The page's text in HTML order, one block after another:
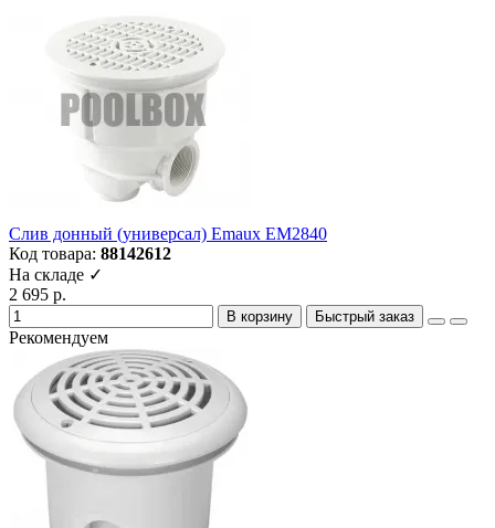
Слив донный (универсал) Emaux EM2840
Код товара: 88142612
На складе ✓
2 695 р.
В корзину Быстрый заказ
Рекомендуем